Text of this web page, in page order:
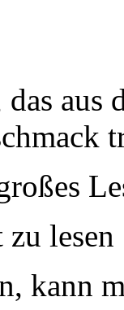
aus
lesen
kann